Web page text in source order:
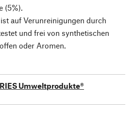
(5%).
auf Verunreinigungen durch
und frei von synthetischen
oder Aromen.
Umweltprodukte®